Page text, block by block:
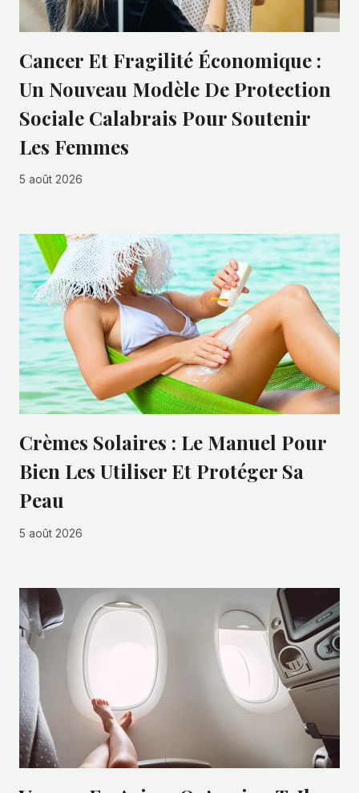
Cancer Et Fragilité Économique :
Un Nouveau Modèle De Protection
Sociale Calabrais Pour Soutenir
Les Femmes
5 août 2026
Crèmes Solaires : Le Manuel Pour
Bien Les Utiliser Et Protéger Sa
Peau
5 août 2026